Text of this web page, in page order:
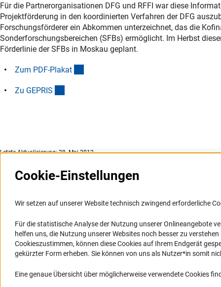
Für die Partnerorganisationen DFG und RFFI war diese
Projektförderung in den koordinierten Verfahren der DFG
Forschungsförderer ein Abkommen unterzeichnet, das die
Sonderforschungsbereichen (SFBs) ermöglicht. Im Herbst
Förderlinie der SFBs in Moskau geplant.
Zum PDF-Plakat
Zu GEPRIS
Letzte Aktualisierung: 28. Mai 2012
Informationssysteme
Portal Wissenschaftliche Integrität
GEPRIS
GEPRIS historisch
RIsources
FAQ
Karriere
Logo und Corporate Design
Cookie-Einstellungen
Wir setzen auf unserer Website technisch zwingend erforderliche
Für die statistische Analyse der Nutzung unserer Onlineangebote
helfen uns, die Nutzung unserer Websites noch besser zu
Cookieszustimmen, können diese Cookies auf Ihrem Endgerät
gekürzter Form erheben. Sie können von uns als Nutzer*in somit
Eine genaue Übersicht über möglicherweise verwendete Cookies